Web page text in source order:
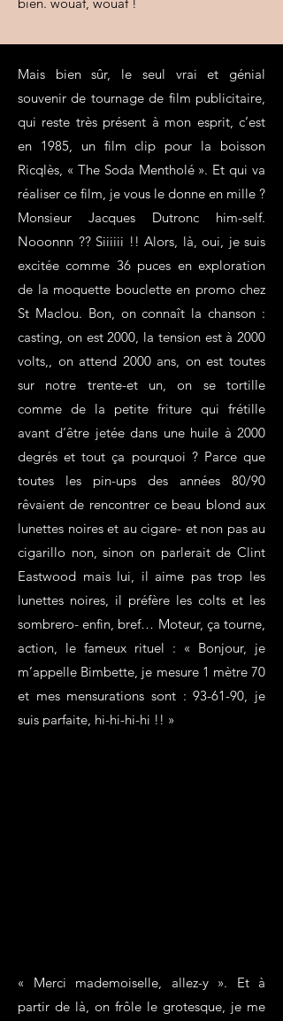
Mais bien sûr, le seul vrai et génial
souvenir de tournage de film publicitaire,
qui reste très présent à mon esprit, c’est
en 1985, un film clip pour la boisson
Ricqlès, « The Soda Mentholé ». Et qui va
réaliser ce film, je vous le donne en mille ?
Monsieur Jacques Dutronc him-self.
Nooonnn ?? Siiiiii !! Alors, là, oui, je suis
excitée comme 36 puces en exploration
de la moquette bouclette en promo chez
St Maclou. Bon, on connaît la chanson :
casting, on est 2000, la tension est à 2000
volts,, on attend 2000 ans, on est toutes
sur notre trente-et un, on se tortille
comme de la petite friture qui frétille
avant d’être jetée dans une huile à 2000
degrés et tout ça pourquoi ? Parce que
toutes les pin-ups des années 80/90
rêvaient de rencontrer ce beau blond aux
lunettes noires et au cigare- et non pas au
cigarillo non, sinon on parlerait de Clint
Eastwood mais lui, il aime pas trop les
lunettes noires, il préfère les colts et les
sombrero- enfin, bref… Moteur, ça tourne,
action, le fameux rituel : « Bonjour, je
m’appelle Bimbette, je mesure 1 mètre 70
et mes mensurations sont : 93-61-90, je
suis parfaite, hi-hi-hi-hi !! »
« Merci mademoiselle, allez-y ». Et à
partir de là, on frôle le grotesque, je me